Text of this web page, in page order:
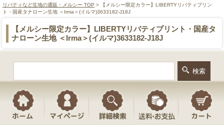
リバティなど生地の通販・メルシー TOP > 【メルシー限定カラー】LIBERTYリバティプリン
ト・国産タナローン生地 ＜Irma＞(イルマ)3633182-J18J
【メルシー限定カラー】LIBERTYリバティプリント・国産タ
ナローン生地 ＜Irma＞(イルマ)3633182-J18J